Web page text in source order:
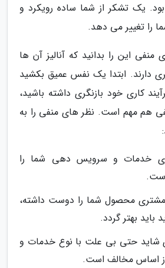
یک تشکر از شما ساده رویکرد و
را تغییر می دهد.
منفی این را بدانید که آنالیز آن ها
دارند. ابتدا یک نفس عمیق بکشید
کاری خود بازنگری داشته باشید،
هم مهم است. نظر های منفی را به
خدمات و سرویس دهی شما را
- مشتری محصول شما را دوست داشته،
باید بهتر گردد.
حتی بی علت با نوع خدمات و
اساس مخالف است.